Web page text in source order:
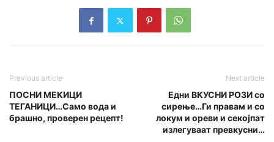
Previous article
ПОСНИ МЕКИЦИ
ТЕГАНИЦИ…Само вода и
брашно, проверен рецепт!
Next article
Едни ВКУСНИ РОЗИ со
сирење…Ги правам и со
локум и ореви и секојпат
излегуваат превкусни…